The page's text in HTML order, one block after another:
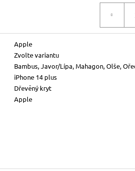
Apple
Zvolte variantu
Bambus, Javor/Lípa, Mahagon, Olše,
iPhone 14 plus
Dřevěný kryt
Apple